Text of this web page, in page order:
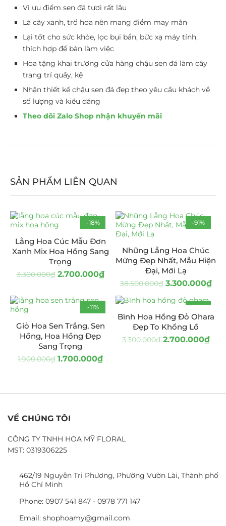
Vì ưu điểm sen đá tươi rất lâu
Là cây xanh, trổ hoa nên mang điềm may mắn
Lại tốt cho sức khỏe, lọc bụi bẩn, bức xạ máy tính,
thích hợp để bàn làm việc
Hoa tặng khai trương cửa hàng chậu sen đá làm cây
trang trí quầy, kệ
Nhận thiết kế chậu sen đá đẹp theo yêu cầu khách về
số lượng và kiểu dáng
Theo dõi Zalo Shop nhận khuyến mãi
SẢN PHẨM LIÊN QUAN
-18%
Lẵng Hoa Cúc Mẫu Đơn
Xanh Mix Hoa Hồng Sang
Trọng
3.300.000₫ 2.700.000₫
-91%
Những Lẵng Hoa Chúc
Mừng Đẹp Nhất, Mẫu Hiện
Đại, Mới Lạ
38.500.000₫ 3.300.000₫
-11%
Giỏ Hoa Sen Trắng, Sen
Hồng, Hoa Hồng Đẹp
Sang Trọng
1.900.000₫ 1.700.000₫
-18%
HOT
Bình Hoa Hồng Đỏ Ohara
Đẹp To Khổng Lồ
3.300.000₫ 2.700.000₫
VỀ CHÚNG TÔI
CÔNG TY TNHH HOA MỸ FLORAL
MST: 0319306225
462/19 Nguyễn Tri Phương, Phường Vườn Lài, Thành phố
Hồ Chí Minh
Phone: 0907 541 847 - 0978 771 147
Email: shophoamy@gmail.com